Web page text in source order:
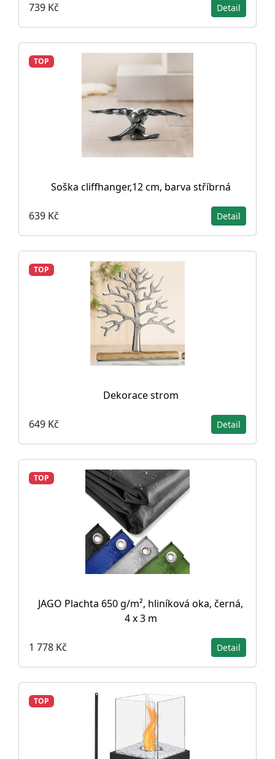
739 Kč Detail
TOP
Soška cliffhanger,12 cm, barva stříbrná
639 Kč Detail
TOP
Dekorace strom
649 Kč Detail
TOP
JAGO Plachta 650 g/m², hliníková oka, černá,
4 x 3 m
1 778 Kč Detail
TOP